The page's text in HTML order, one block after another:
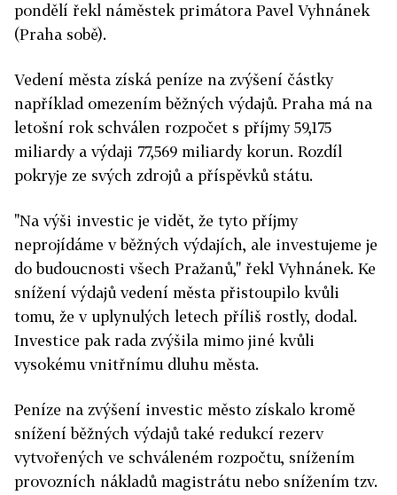
pondělí řekl náměstek primátora Pavel Vyhnánek
(Praha sobě).
Vedení města získá peníze na zvýšení částky
například omezením běžných výdajů. Praha má na
letošní rok schválen rozpočet s příjmy 59,175
miliardy a výdaji 77,569 miliardy korun. Rozdíl
pokryje ze svých zdrojů a příspěvků státu.
"Na výši investic je vidět, že tyto příjmy
neprojídáme v běžných výdajích, ale investujeme je
do budoucnosti všech Pražanů," řekl Vyhnánek. Ke
snížení výdajů vedení města přistoupilo kvůli
tomu, že v uplynulých letech příliš rostly, dodal.
Investice pak rada zvýšila mimo jiné kvůli
vysokému vnitřnímu dluhu města.
Peníze na zvýšení investic město získalo kromě
snížení běžných výdajů také redukcí rezerv
vytvořených ve schváleném rozpočtu, snížením
provozních nákladů magistrátu nebo snížením tzv.